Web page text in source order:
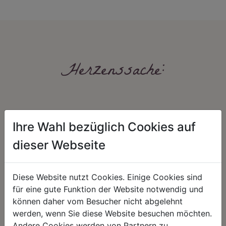
Herzenssache:
HARMONIE
Unser Sortiment steht für ein
positives Lebensgefühl. Wir
schenken natürliche, stilvolle
Momente für harmonische Stunden
zu Hause – den Ort, an dem
FAIRNESS
Nicht immer ist der günstigste Preis
auch ein guter Preis. Wir handeln
fair – im Hinblick auf unsere
Kalkulation, angemessene
Entlohnung und unsere
Ihre Wahl bezüglich Cookies auf
dieser Webseite
Diese Website nutzt Cookies. Einige Cookies sind
für eine gute Funktion der Website notwendig und
können daher vom Besucher nicht abgelehnt
werden, wenn Sie diese Website besuchen möchten.